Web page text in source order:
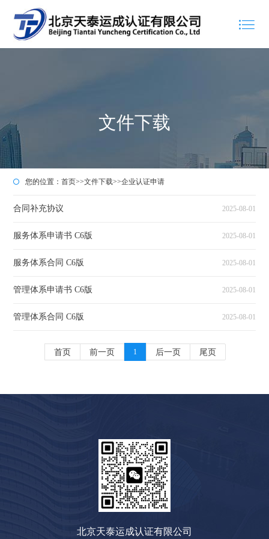
文件下载
您的位置：首页>>文件下载>>企业认证申请
合同补充协议 2025-08-01
服务体系申请书 C6版 2025-08-01
服务体系合同 C6版 2025-08-01
管理体系申请书 C6版 2025-08-01
管理体系合同 C6版 2025-08-01
首页 前一页 1 后一页 尾页
北京天泰运成认证有限公司